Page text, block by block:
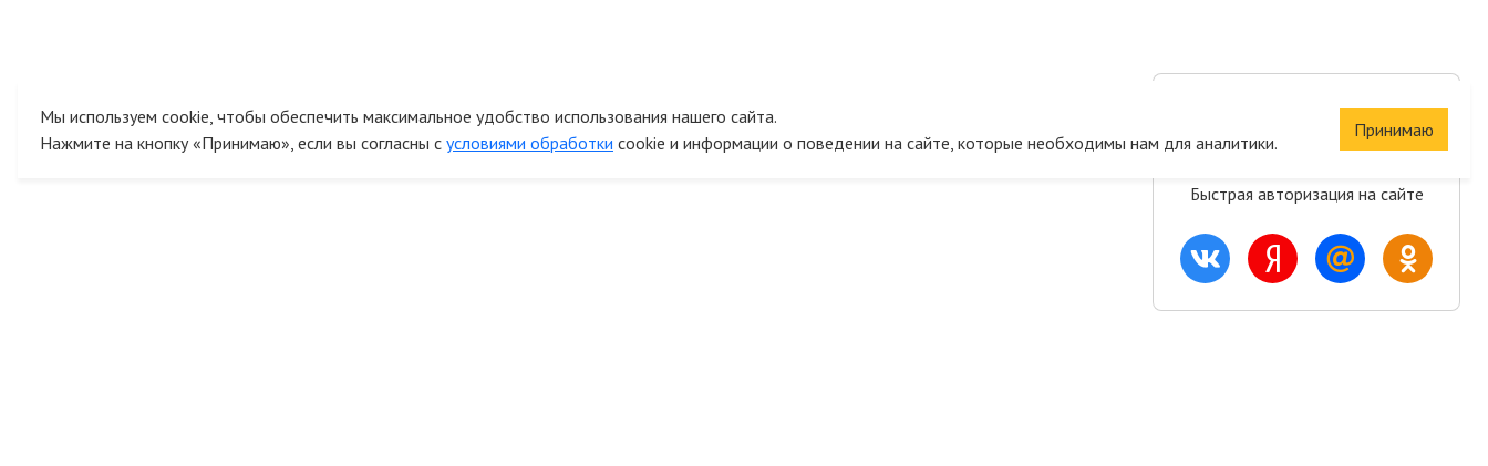
Сохраните корзину
и список желаний
Быстрая авторизация на сайте
Мы используем cookie, чтобы обеспечить максимальное удобство использования нашего сайта.
Нажмите на кнопку «Принимаю», если вы согласны с условиями обработки cookie и информации о поведении на сайте, которые необходимы нам для аналитики.
Принимаю